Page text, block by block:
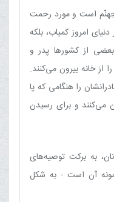
است و مورد رحمت
امروز کمیاب، بلکه
از کشورها پدر و
از خانه بیرون می‌کنند.
را هنگامی که پا
می‌کنند و برای رسیدن
به برکت توصیه‌های
آن است - به شکل